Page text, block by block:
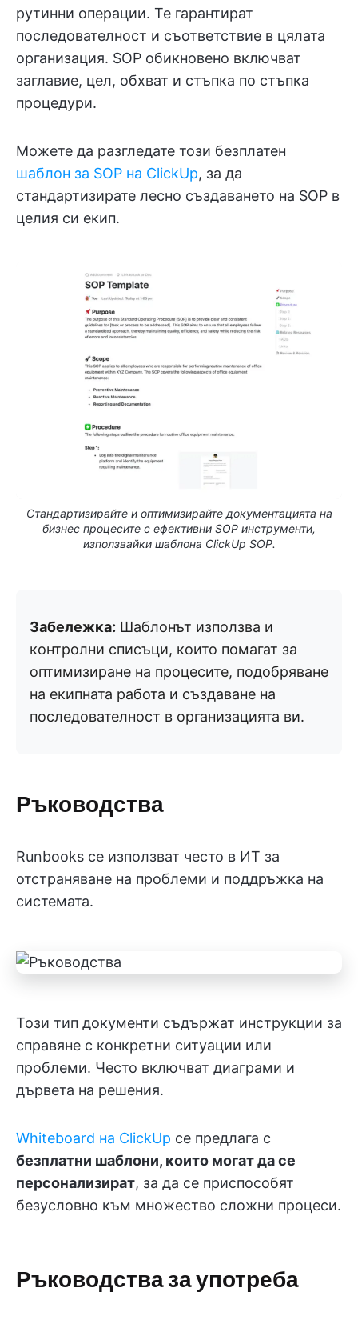
рутинни операции. Те гарантират
последователност и съответствие в цялата
организация. SOP обикновено включват
заглавие, цел, обхват и стъпка по стъпка
процедури.
Можете да разгледате този безплатен
шаблон за SOP на ClickUp, за да
стандартизирате лесно създаването на SOP в
целия си екип.
Стандартизирайте и оптимизирайте документацията на
бизнес процесите с ефективни SOP инструменти,
използвайки шаблона ClickUp SOP.
Забележка: Шаблонът използва и
контролни списъци, които помагат за
оптимизиране на процесите, подобряване
на екипната работа и създаване на
последователност в организацията ви.
Ръководства
Runbooks се използват често в ИТ за
отстраняване на проблеми и поддръжка на
системата.
Този тип документи съдържат инструкции за
справяне с конкретни ситуации или
проблеми. Често включват диаграми и
дървета на решения.
Whiteboard на ClickUp се предлага с
безплатни шаблони, които могат да се
персонализират, за да се приспособят
безусловно към множество сложни процеси.
Ръководства за употреба